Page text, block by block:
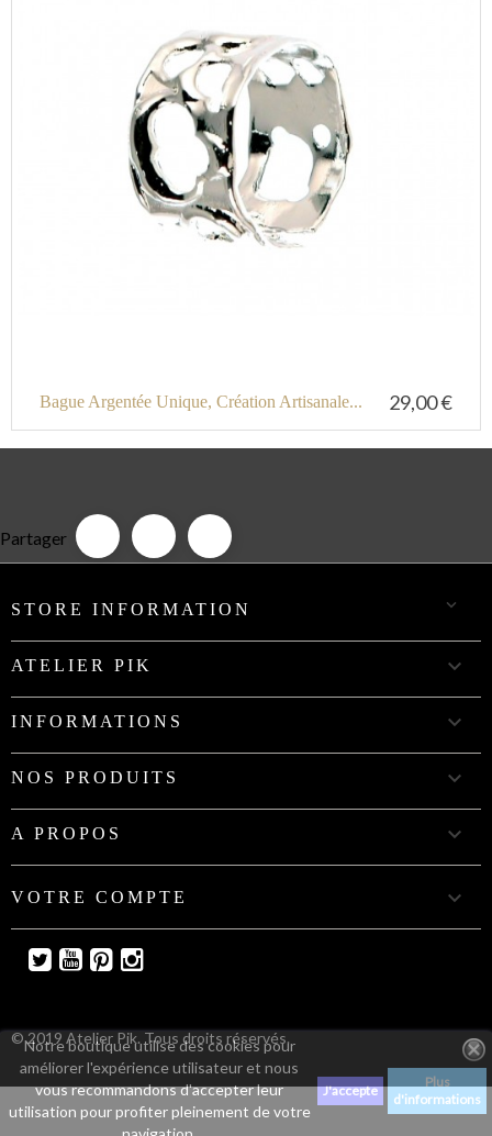
Notre boutique utilise des cookies pour
améliorer l'expérience utilisateur et nous
vous recommandons d'accepter leur
utilisation pour profiter pleinement de votre
J'accepte
Plus
d'informations
Bague Argentée Unique, Création Artisanale... 29,00 €
Partager
STORE INFORMATION 
ATELIER PIK 
INFORMATIONS 
NOS PRODUITS 
A PROPOS 
VOTRE COMPTE 
TwitterYouTube
PinterestInstagram
© 2019 Atelier Pik. Tous droits réservés.